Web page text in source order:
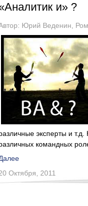
и» ?
Юрий Веденин
эксперты и
командных
Октября, 2011